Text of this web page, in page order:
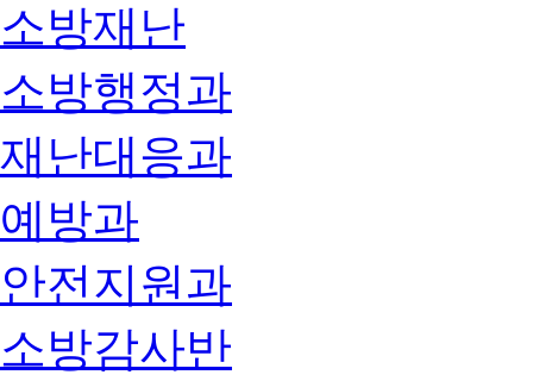
소방재난
소방행정과
재난대응과
예방과
안전지원과
소방감사반